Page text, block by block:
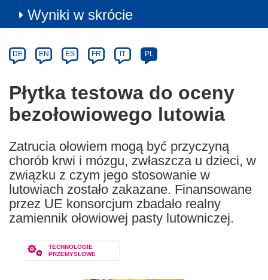
Wyniki w skrócie
Category
Article
available
the
following
languages:
DE EN ES FR IT PL
Płytka testowa do oceny
bezołowiowego lutowia
Zatrucia ołowiem mogą być przyczyną
chorób krwi i mózgu, zwłaszcza u dzieci, w
związku z czym jego stosowanie w
lutowiach zostało zakazane. Finansowane
przez UE konsorcjum zbadało realny
zamiennik ołowiowej pasty lutowniczej.
TECHNOLOGIE
PRZEMYSŁOWE